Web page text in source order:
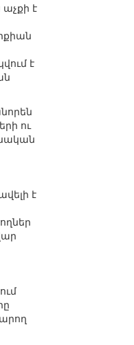
է
է
ու
է